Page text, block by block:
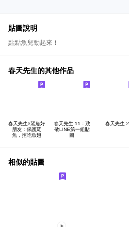
貼圖說明
點點魚兒動起來！
春天先生的其他作品
春天先生×鯊魚好
朋友：保護鯊
魚，拒吃魚翅
春天先生 11：致
敬LINE第一組貼
圖
春天先生 2
相似的貼圖